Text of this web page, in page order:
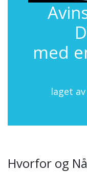
med
laget
Hvorfor og